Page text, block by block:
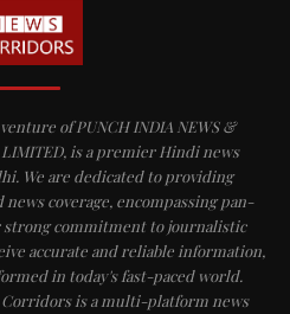
of PUNCH INDIA NEWS &
LIMITED, is a premier Hindi news
We are dedicated to providing
coverage, encompassing pan-
strong commitment to journalistic
accurate and reliable information,
in today's fast-paced world.
Corridors is a multi-platform news